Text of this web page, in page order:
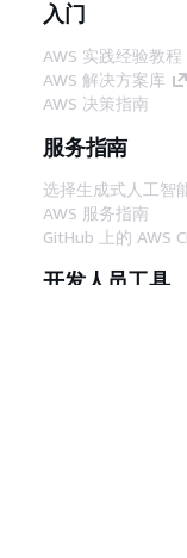
入门
AWS 实践经验教程
AWS 解决方案库
AWS 决策指南
服务指南
选择生成式人工智
AWS 服务指南
GitHub 上的 AWS
开发人员工具